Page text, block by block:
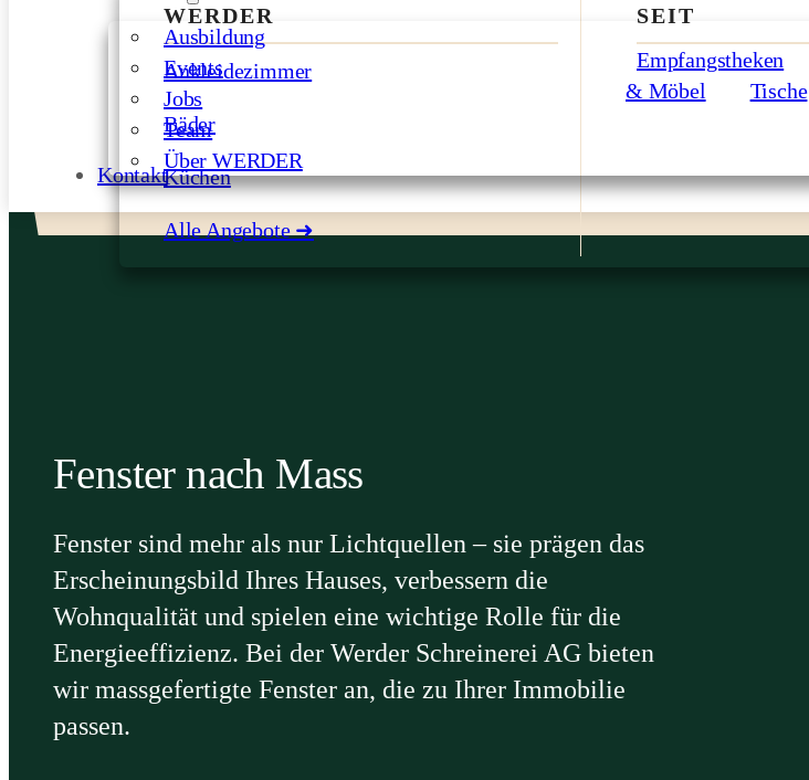
WERDER
Ankleidezimmer
Bäder
Küchen
Alle Angebote ➜
SEIT
Empfangstheken
& Möbel
Tische
Ausbildung
Events
Jobs
Team
Über WERDER
Kontakt
Fenster nach Mass
Fenster sind mehr als nur Lichtquellen – sie prägen das
Erscheinungsbild Ihres Hauses, verbessern die
Wohnqualität und spielen eine wichtige Rolle für die
Energieeffizienz. Bei der Werder Schreinerei AG bieten
wir massgefertigte Fenster an, die zu Ihrer Immobilie
passen.